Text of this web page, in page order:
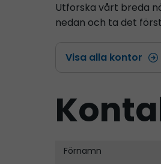
Utforska vårt breda
nedan och ta det
Visa alla kontor
Förnamn